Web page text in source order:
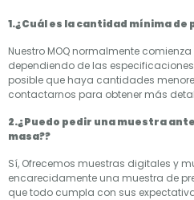
1.¿Cuál es la cantidad mínima de
Nuestro MOQ normalmente
dependiendo de las
posible que haya cantidades
contactarnos para obtener más
2.¿Puedo pedir una muestra
masa??
Sí, Ofrecemos muestras digitales y
encarecidamente una muestra de
que todo cumpla con sus